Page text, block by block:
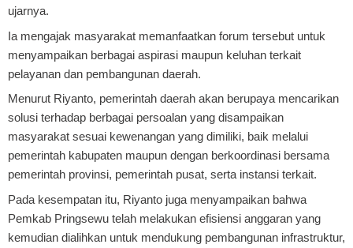
ujarnya.
Ia mengajak masyarakat memanfaatkan forum tersebut untuk
menyampaikan berbagai aspirasi maupun keluhan terkait
pelayanan dan pembangunan daerah.
Menurut Riyanto, pemerintah daerah akan berupaya mencarikan
solusi terhadap berbagai persoalan yang disampaikan
masyarakat sesuai kewenangan yang dimiliki, baik melalui
pemerintah kabupaten maupun dengan berkoordinasi bersama
pemerintah provinsi, pemerintah pusat, serta instansi terkait.
Pada kesempatan itu, Riyanto juga menyampaikan bahwa
Pemkab Pringsewu telah melakukan efisiensi anggaran yang
kemudian dialihkan untuk mendukung pembangunan infrastruktur,